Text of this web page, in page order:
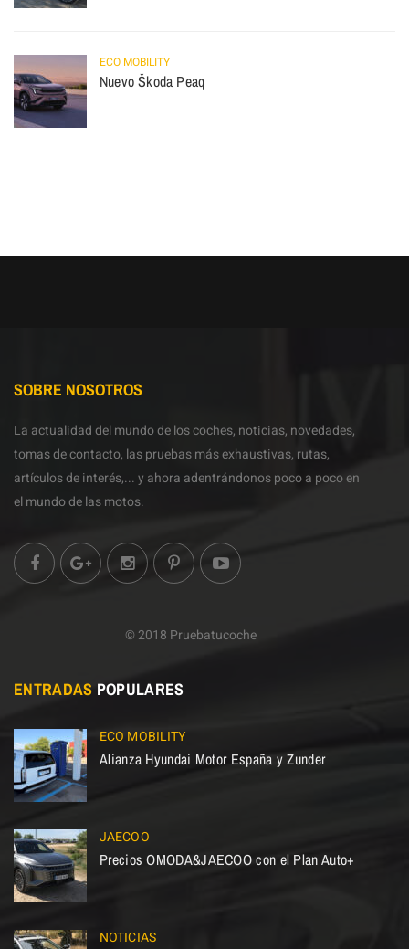
ECO MOBILITY
Nuevo Škoda Peaq
SOBRE NOSOTROS
La actualidad del mundo de los coches, noticias, novedades,
tomas de contacto, las pruebas más exhaustivas, rutas,
artículos de interés,... y ahora adentrándonos poco a poco en
el mundo de las motos.
© 2018 Pruebatucoche
ENTRADAS POPULARES
ECO MOBILITY
Alianza Hyundai Motor España y Zunder
JAECOO
Precios OMODA&JAECOO con el Plan Auto+
NOTICIAS